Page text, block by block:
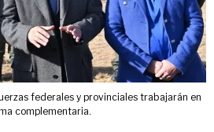
federales y provinciales trabajarán en
complementaria.